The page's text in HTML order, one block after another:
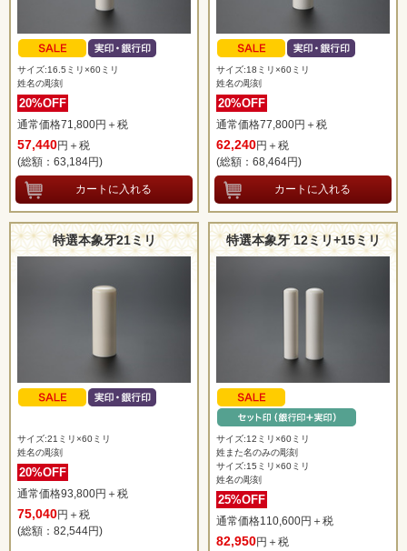
サイズ:16.5ミリ×60ミリ
姓名の彫刻
20%OFF
通常価格71,800円＋税
57,440円＋税
(総額：63,184円)
サイズ:18ミリ×60ミリ
姓名の彫刻
20%OFF
通常価格77,800円＋税
62,240円＋税
(総額：68,464円)
特選本象牙21ミリ
サイズ:21ミリ×60ミリ
姓名の彫刻
20%OFF
通常価格93,800円＋税
75,040円＋税
(総額：82,544円)
特選本象牙 12ミリ+15ミリ
サイズ:12ミリ×60ミリ
姓また名のみの彫刻
サイズ:15ミリ×60ミリ
姓名の彫刻
25%OFF
通常価格110,600円＋税
82,950円＋税